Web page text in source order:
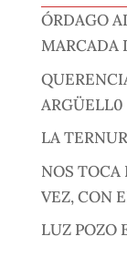
ÓRDAGO
MARCADA
ARGÜELL0
LA
NOS TOCA
VEZ, CON
LUZ POZO